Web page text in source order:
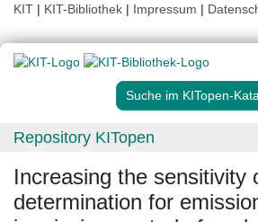
KIT | KIT-Bibliothek | Impressum |
Suche im KITopen-
Repository KITopen
Increasing the sensitivity
determination for